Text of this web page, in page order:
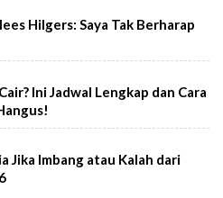
Hilgers: Saya Tak Berharap
Ini Jadwal Lengkap dan Cara
Jika Imbang atau Kalah dari